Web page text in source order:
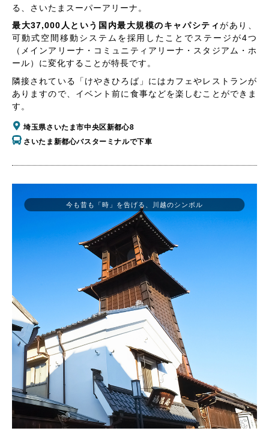
る、さいたまスーパーアリーナ。
最大37,000人という国内最大規模のキャパシティがあり、
可動式空間移動システムを採用したことでステージが4つ
（メインアリーナ・コミュニティアリーナ・スタジアム・ホ
ール）に変化することが特長です。
隣接されている「けやきひろば」にはカフェやレストランが
ありますので、イベント前に食事などを楽しむことができま
す。
埼玉県さいたま市中央区新都心8
さいたま新都心バスターミナルで下車
今も昔も「時」を告げる、川越のシンボル